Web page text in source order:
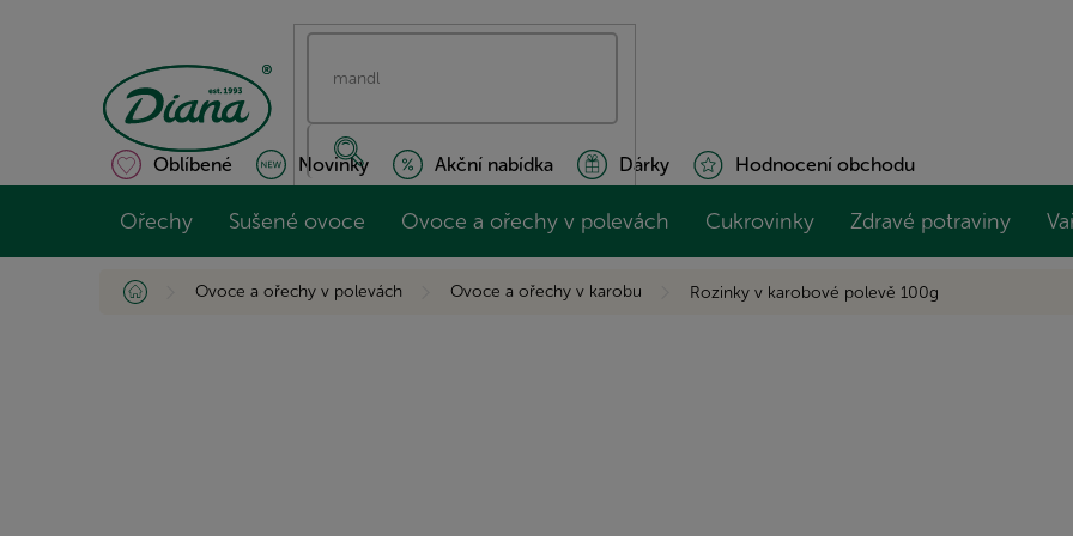
Oblíbené Novinky Akční nabídka Dárky Hodnocení obchodu
Ořechy Sušené ovoce Ovoce a ořechy v polevách Cukrovinky Zdravé potraviny
Domů Ovoce a ořechy v polevách Ovoce a ořechy v karobu Rozinky v karobové polevě 100g